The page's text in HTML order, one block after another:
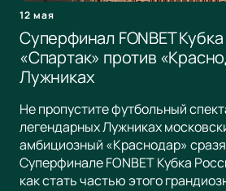
12 мая
Суперфинал FONBET
«Спартак» против
Лужниках
Не пропустите футбольный
легендарных Лужниках
амбициозный «Краснодар»
Суперфинале FONBET Кубка
как стать частью этого